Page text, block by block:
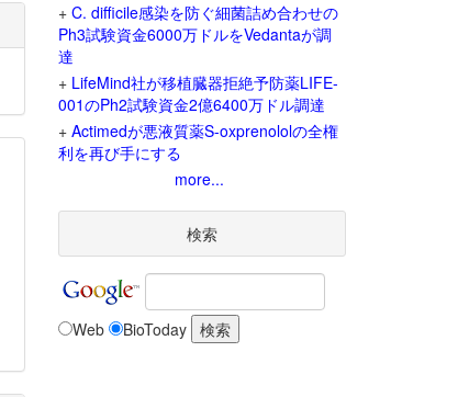
+ C. difficile感染を防ぐ細菌詰め合わせの
Ph3試験資金6000万ドルをVedantaが調
達
+ LifeMind社が移植臓器拒絶予防薬LIFE-
001のPh2試験資金2億6400万ドル調達
+ Actimedが悪液質薬S-oxprenololの全権
利を再び手にする
more...
検索
Web BioToday